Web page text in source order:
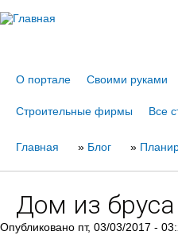
О портале Своими руками
Строительные фирмы Все
Вы
здесь
Главная » Блог »
Дом из
Опубликовано пт, 03/03/2017 -